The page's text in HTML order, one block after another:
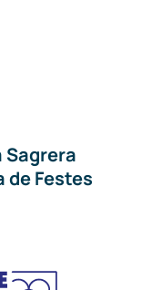
Sagrera
Festes